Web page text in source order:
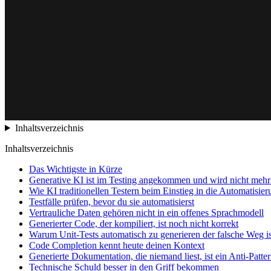
Inhaltsverzeichnis
Inhaltsverzeichnis
Das Wichtigste in Kürze
Generative KI ist im Testing angekommen und wird nicht
Wie KI traditionellen Testern beim Einstieg in die
Testfälle prüfen, bevor du sie automatisierst
Vertrauliche Daten gehören nicht in ein offenes Sprachmodell
Generierter Code, der kompiliert, ist noch nicht korrekt
Warum Unit-Tests automatisch zu generieren der falsche Weg
Code Completion kennt heute deinen Kontext
Generierte Dokumentation, die niemand liest, ist ein Anti-
Technische Schuld besser in den Griff bekommen